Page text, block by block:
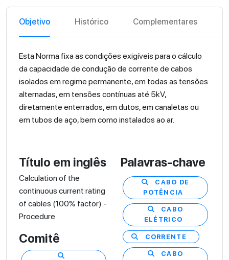
Objetivo Histórico Complementares
Esta Norma fixa as condições exigíveis para o cálculo
da capacidade de condução de corrente de cabos
isolados em regime permanente, em todas as tensões
alternadas, em tensões contínuas até 5kV,
diretamente enterrados, em dutos, em canaletas ou
em tubos de aço, bem como instalados ao ar.
Título em inglês
Calculation of the
continuous current rating
of cables (100% factor) -
Procedure
Comitê
Palavras-chave
CABO DE
POTÊNCIA
CABO
ELÉTRICO
CORRENTE
CABO